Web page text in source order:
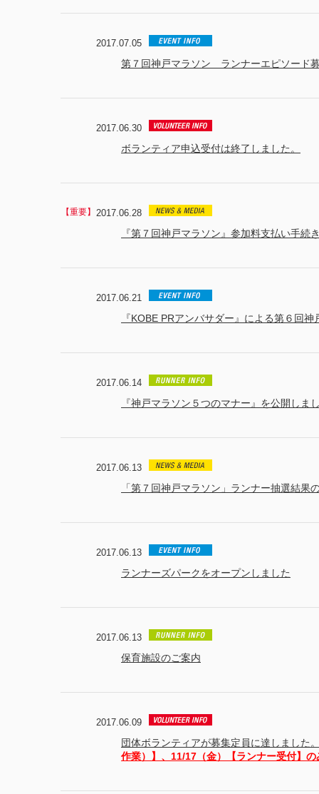
2017.07.05
第７回神戸マラソン ランナーエピソード
2017.06.30
ボランティア申込受付は終了しました。
2017.06.28
『第７回神戸マラソン』参加料支払い手続
2017.06.21
『KOBE PRアンバサダー』による第６回
2017.06.14
『神戸マラソン５つのマナー』を公開しま
2017.06.13
「第７回神戸マラソン」ランナー抽選結
2017.06.13
ランナーズパークをオープンしました
2017.06.13
保育施設のご案内
2017.06.09
団体ボランティアが募集定員に達しました
作業）】、11/17（金）【ランナー受付】